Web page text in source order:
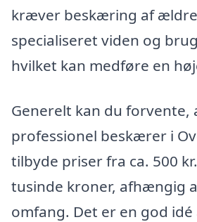
kræver beskæring af
specialiseret viden og
hvilket kan medføre en
Generelt kan du forvente,
professionel beskærer i
tilbyde priser fra ca. 500
tusinde kroner, afhængig
omfang. Det er en god